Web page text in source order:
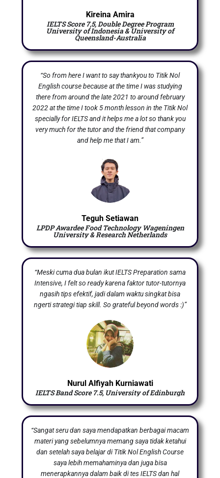
Kireina Amira
IELTS Score 7,5, Double Degree Program
University of Indonesia & University of
Queensland-Australia
“So from here I want to say thankyou to Titik Nol
English course because at the time I was studying
there from around the late 2021 to around february
2022 at the time I took 5 month lesson in the Titik Nol
specially for IELTS and it helps me a lot so thank you
very much for the tutor and the friend that company
and help me that I am.”
Teguh Setiawan
LPDP Awardee Food Technology Wageningen
University & Research Netherlands
“Meski cuma dua bulan ikut IELTS Preparation sama
Intensive, I felt so ready karena faktor tutor-tutornya
ngasih tips efektif, jadi dalam waktu singkat bisa
ngerti strategi tiap skill. So grateful beyond words :)”
Nurul Alfiyah Kurniawati
IELTS Band Score 7.5, University of Edinburgh
“Sangat seru dan saya mendapatkan berbagai macam
materi yang sebelumnya memang saya tidak ketahui
dan setelah saya belajar di Titik Nol English Course
saya lebih memahaminya dan juga bisa
menerapkannya dalam baik di tes IELTS dan hal